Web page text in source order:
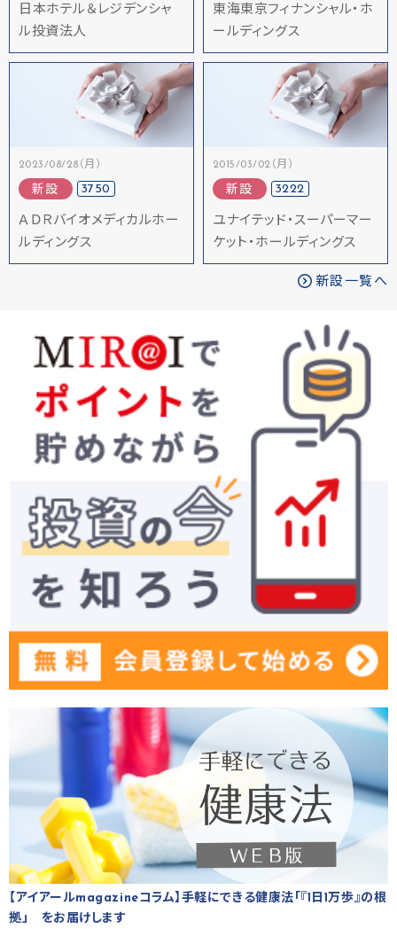
日本ホテル＆レジデンシャ
ル投資法人
東海東京フィナンシャル・ホ
ールディングス
2023/08/28（月）
新設 3750
ＡＤＲバイオメディカルホー
ルディングス
2015/03/02（月）
新設 3222
ユナイテッド・スーパーマー
ケット・ホールディングス
新設一覧へ
【アイアールmagazineコラム】手軽にできる健康法「『1日1万歩』の根
拠」 をお届けします